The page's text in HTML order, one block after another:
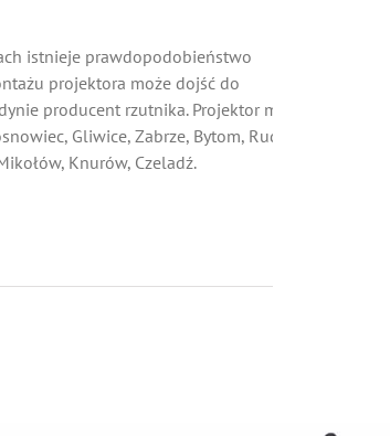
istnieje prawdopodobieństwo
projektora może dojść do
producent rzutnika. Projektor można
Gliwice, Zabrze, Bytom, Ruda
Knurów, Czeladź.